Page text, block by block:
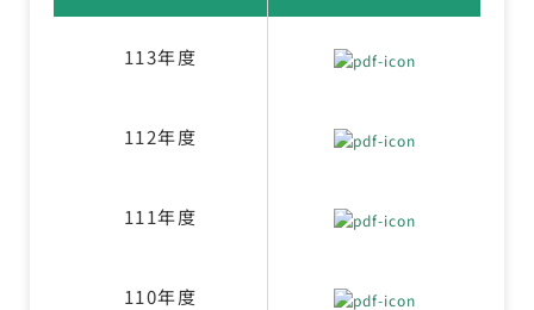
113年度
112年度
111年度
110年度